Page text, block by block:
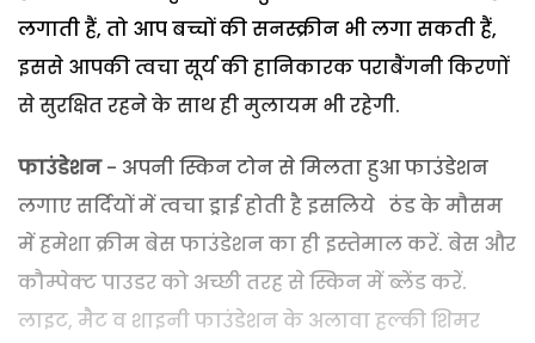
लगाती हैं, तो आप बच्चों की सनस्क्रीन भी लगा सकती हैं,
इससे आपकी त्वचा सूर्य की हानिकारक पराबैंगनी किरणों
से सुरक्षित रहने के साथ ही मुलायम भी रहेगी.
फाउंडेशन- अपनी स्किन टोन से मिलता हुआ फाउंडेशन
लगाए सर्दियों में त्वचा ड्राई होती है इसलिये ठंड के मौसम
में हमेशा क्रीम बेस फाउंडेशन का ही इस्तेमाल करें. बेस और
कौम्पेक्ट पाउडर को अच्छी तरह से स्किन में ब्लेंड करें.
लाइट, मैट व शाइनी फाउंडेशन के अलावा हल्की शिमर